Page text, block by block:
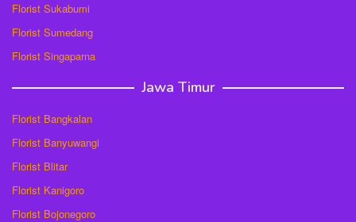
Florist Sukabumi
Florist Sumedang
Florist Singaparna
Jawa Timur
Florist Bangkalan
Florist Banyuwangi
Florist Blitar
Florist Kanigoro
Florist Bojonegoro